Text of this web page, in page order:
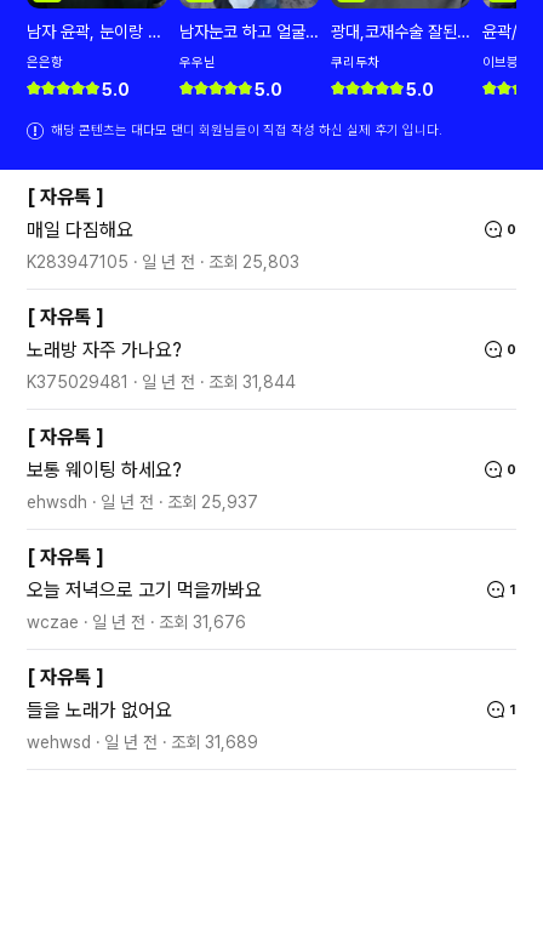
남자 윤곽, 눈이랑 코
는 재수술 후기 드려
드립니다.
은은항
5.0
남자눈코 하고 얼굴
밸런스가 좋아졌어요
우우닏
5.0
광대,코재수술 잘된
거 같아 너무 좋습니
다
쿠리두차
5.0
윤곽/눈/
팅 후기
이브븡
해당 콘텐츠는 대다모 댄디 회원님들이 직접 작성 하신 실제 후기 입니다.
[자유톡 ]
매일 다짐해요
K283947105 일 년 전 조회 25,803
0
[자유톡 ]
노래방 자주 가나요?
K375029481 일 년 전 조회31,844
0
[자유톡 ]
보통 웨이팅 하세요?
ehwsdh 일 년 전 조회 25,937
0
[자유톡 ]
오늘 저녁으로 고기 먹을까봐요
wczae 일 년 전 조회31,676
1
[자유톡 ]
들을 노래가 없어요
wehwsd 일 년 전 조회31,689
1